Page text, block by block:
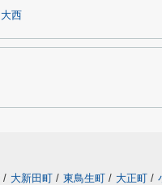
大西
/ 大新田町 / 東鳥生町 / 大正町 /